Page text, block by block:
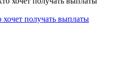
получать выплаты